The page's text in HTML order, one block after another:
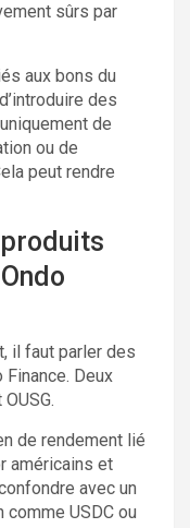
sûrs par
aux bons du
des
de
ou de
peut rendre
produits
il faut parler des
Deux
de rendement lié
américains et
avec un
USDC ou